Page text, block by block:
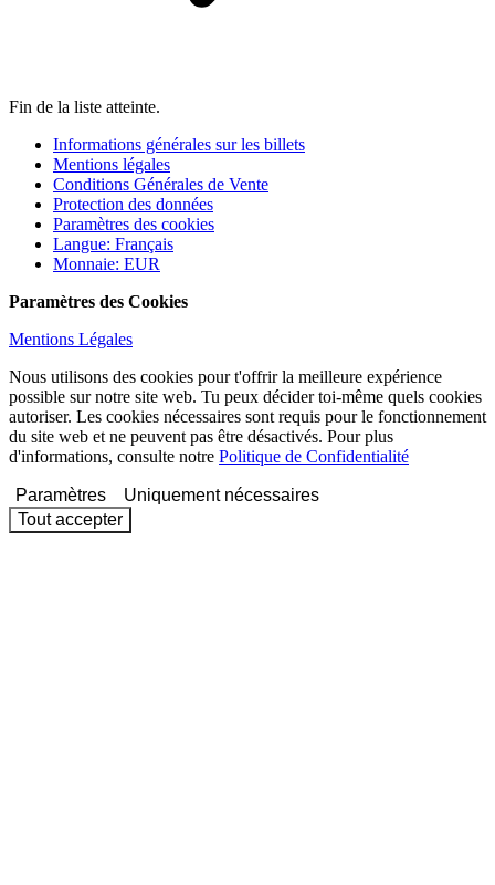
Fin de la liste atteinte.
Informations générales sur les billets
Mentions légales
Conditions Générales de Vente
Protection des données
Paramètres des cookies
Langue: Français
Monnaie: EUR
Paramètres des Cookies
Mentions Légales
Nous utilisons des cookies pour t'offrir la meilleure expérience
possible sur notre site web. Tu peux décider toi-même quels cookies
autoriser. Les cookies nécessaires sont requis pour le fonctionnement
du site web et ne peuvent pas être désactivés. Pour plus
d'informations, consulte notre Politique de Confidentialité
Paramètres
Uniquement nécessaires
Tout accepter